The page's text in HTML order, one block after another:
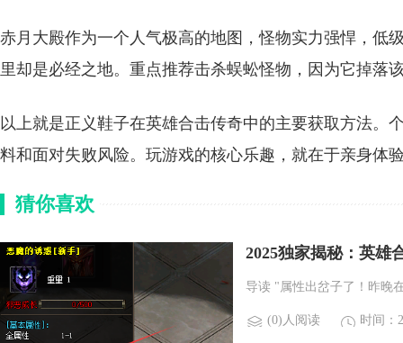
赤月大殿作为一个人气极高的地图，怪物实力强悍，低
里却是必经之地。重点推荐击杀蜈蚣怪物，因为它掉落
以上就是正义鞋子在英雄合击传奇中的主要获取方法。
料和面对失败风险。玩游戏的核心乐趣，就在于亲身体
猜你喜欢
2025独家揭秘：英雄
导读 "属性出岔子了！昨晚
(0)人阅读 时间：